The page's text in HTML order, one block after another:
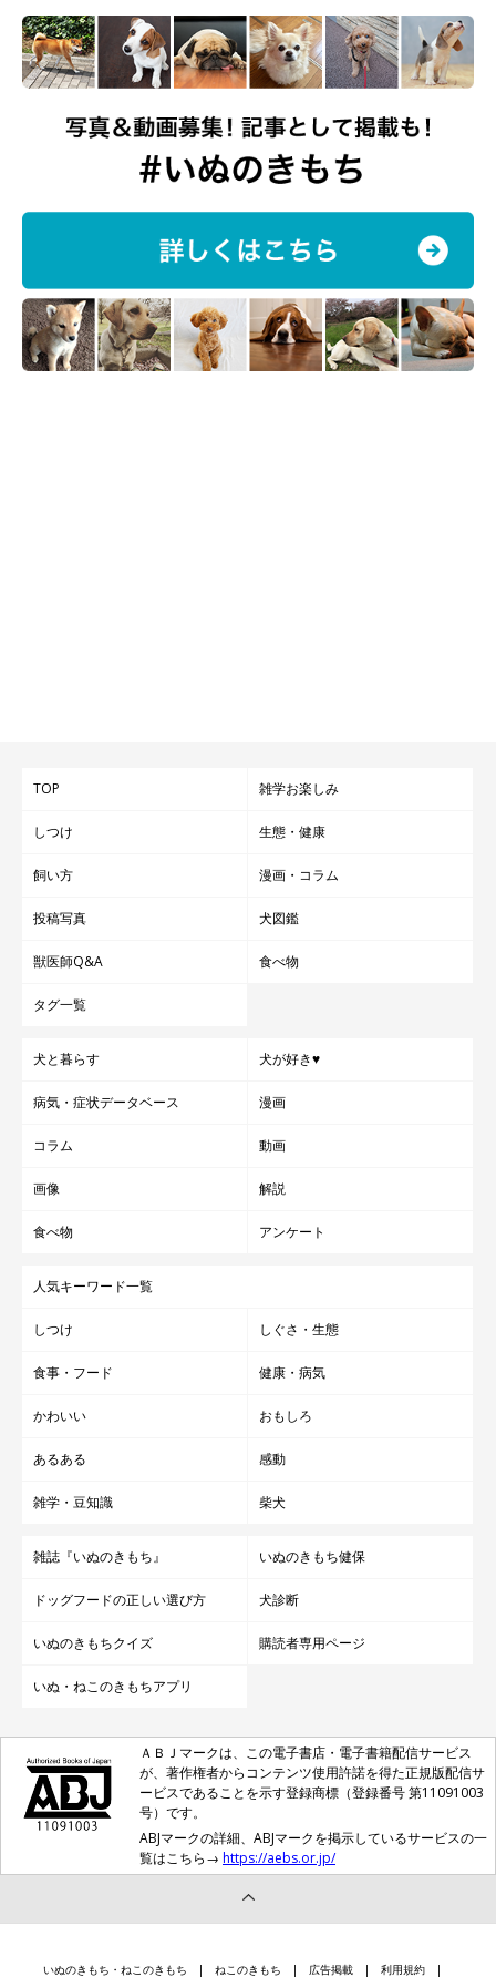
バスマットの大きさを少しずつ小さくしていきました。まずは
半分に。それで成功したらまた半分に。また成功したらまた半分
今年の秋の旅行で17時間フェリーに乗りましたが、ここでもち
端を、ビニール袋に入れて持って行ったんです。きっともう、そ
んなものはなくてもちゃんと出来るのだと思いますが、かぼちゃ
TOP 雑学お楽しみ
しつけ 生態・健康
飼い方 漫画・コラム
投稿写真 犬図鑑
獣医師Q&A 食べ物
タグ一覧
犬と暮らす 犬が好き♥
病気・症状データベース 漫画
コラム 動画
画像 解説
食べ物 アンケート
人気キーワード一覧
しつけ しぐさ・生態
食事・フード 健康・病気
かわいい おもしろ
あるある 感動
雑学・豆知識 柴犬
雑誌『いぬのきもち』 いぬのきもち健保
ドッグフードの正しい選び方 犬診断
いぬのきもちクイズ 購読者専用ページ
いぬ・ねこのきもちアプリ
ＡＢＪマークは、この電子書店・電子書籍配信サービス
が、著作権者からコンテンツ使用許諾を得た正規版配信サ
ービスであることを示す登録商標（登録番号 第11091003
号）です。
ABJマークの詳細、ABJマークを掲示しているサービスの一
覧はこちら→ https://aebs.or.jp/
いぬのきもち・ねこのきもち ねこのきもち 広告掲載 利用規約